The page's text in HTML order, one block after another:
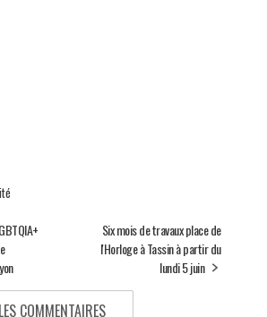
Six mois de travaux place de
l'Horloge à Tassin à partir du
lundi 5 juin
COMMENTAIRES